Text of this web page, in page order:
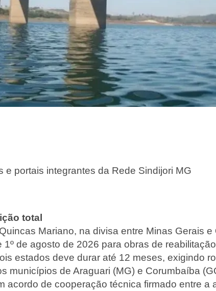
e portais integrantes da Rede Sindijori MG
total
Mariano, na divisa entre Minas Gerais e
de agosto de 2026 para obras de
estados deve durar até 12 meses, exigindo
municípios de Araguari (MG) e Corumbaíba
acordo de cooperação técnica firmado entre a